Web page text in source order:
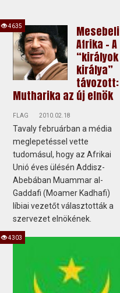
Mesebeli
Afrika - A
“királyok
királya”
távozott:
Mutharika az új elnök
FLAG 2010.02.18
Tavaly februárban a média
meglepetéssel vette
tudomásul, hogy az Afrikai
Unió éves ülésén Addisz-
Abebában Muammar al-
Gaddafi (Moamer Kadhafi)
líbiai vezetőt választották a
szervezet elnökének.
4635
4303